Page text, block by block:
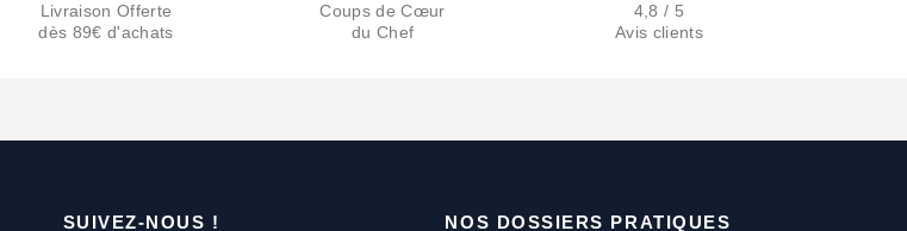
Livraison Offerte
dès 89€ d'achats
Coups de Cœur
du Chef
4,8 / 5
Avis clients
SUIVEZ-NOUS ! NOS DOSSIERS PRATIQUES